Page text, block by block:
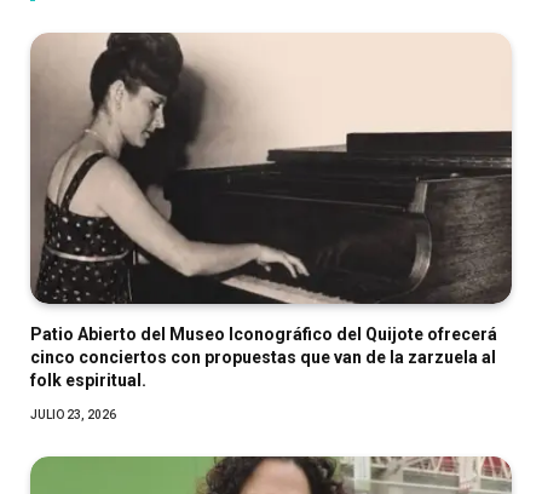
Patio Abierto del Museo Iconográfico del Quijote ofrecerá
cinco conciertos con propuestas que van de la zarzuela al
folk espiritual.
JULIO 23, 2026